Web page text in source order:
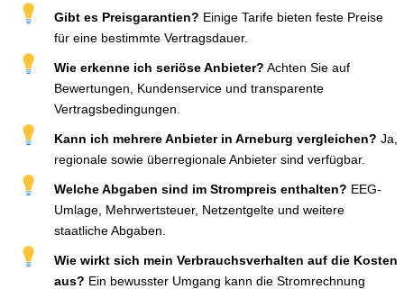
Gibt es Preisgarantien? Einige Tarife bieten feste Preise
für eine bestimmte Vertragsdauer.
Wie erkenne ich seriöse Anbieter? Achten Sie auf
Bewertungen, Kundenservice und transparente
Vertragsbedingungen.
Kann ich mehrere Anbieter in Arneburg vergleichen? Ja,
regionale sowie überregionale Anbieter sind verfügbar.
Welche Abgaben sind im Strompreis enthalten? EEG-
Umlage, Mehrwertsteuer, Netzentgelte und weitere
staatliche Abgaben.
Wie wirkt sich mein Verbrauchsverhalten auf die Kosten
aus? Ein bewusster Umgang kann die Stromrechnung